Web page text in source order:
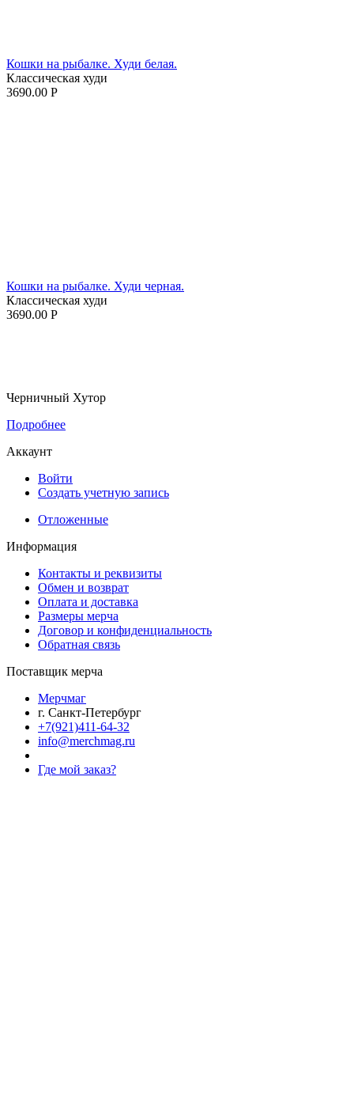
Кошки на рыбалке. Худи белая.
Классическая худи
3690.00 Р
Кошки на рыбалке. Худи черная.
Классическая худи
3690.00 Р
Черничный Хутор
Подробнее
Аккаунт
Войти
Создать учетную запись
Отложенные
Информация
Контакты и реквизиты
Обмен и возврат
Оплата и доставка
Размеры мерча
Договор и конфиденциальность
Обратная связь
Поставщик мерча
Мерчмаг
г. Санкт-Петербург
+7(921)411-64-32
info@merchmag.ru
Где мой заказ?